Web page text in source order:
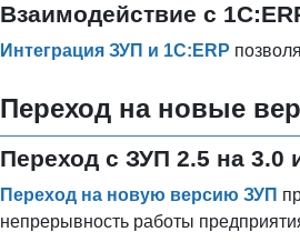
Взаимодействие с
Интеграция ЗУП и 1С:ERP
Переход на новые
Переход с ЗУП 2.5 на 3.0
Переход на новую версию ЗУП
непрерывность работы